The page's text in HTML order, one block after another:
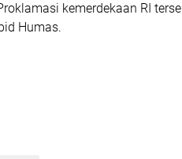
kemerdekaan RI
Humas.